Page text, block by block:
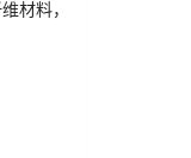
材料，